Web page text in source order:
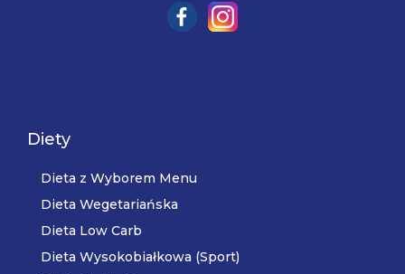
Diety
Dieta z Wyborem Menu
Dieta Wegetariańska
Dieta Low Carb
Dieta Wysokobiałkowa (Sport)